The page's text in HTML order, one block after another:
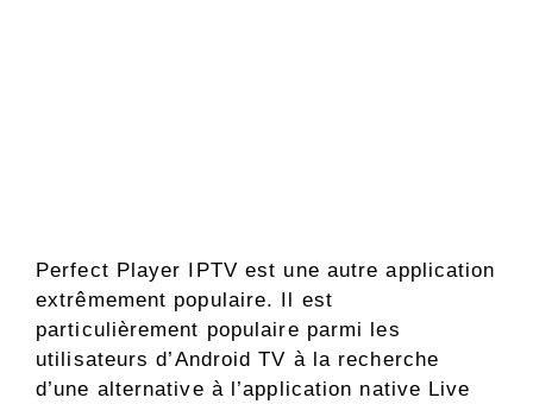
Perfect Player IPTV est une autre application
extrêmement populaire. Il est
particulièrement populaire parmi les
utilisateurs d’Android TV à la recherche
d’une alternative à l’application native Live